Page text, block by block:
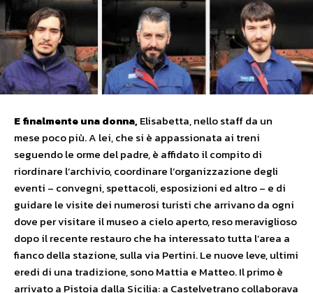
Efinalmenteunadonna,Elisabetta, nello staff da un
mese poco più. A lei, che si è appassionata ai treni
seguendo le orme del padre, è affidato il compito di
riordinare l’archivio, coordinare l’organizzazione degli
eventi – convegni, spettacoli, esposizioni ed altro – e di
guidare le visite dei numerosi turisti che arrivano da ogni
dove per visitare il museo a cielo aperto, reso meraviglioso
dopo il recente restauro che ha interessato tutta l’area a
fianco della stazione, sulla via Pertini. Le nuove leve, ultimi
eredi di una tradizione, sono Mattia e Matteo. Il primo è
arrivato a Pistoia dalla Sicilia: a Castelvetrano collaborava